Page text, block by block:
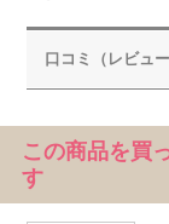
口コミ（レビュ
この商品を買
す